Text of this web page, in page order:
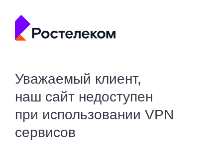
Уважаемый клиент,
наш сайт недоступен
при использовании VPN
сервисов